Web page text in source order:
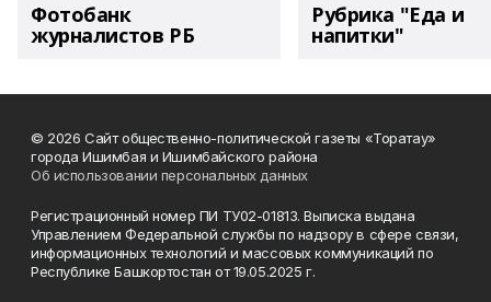
Фотобанк
журналистов РБ
Рубрика "Еда и
напитки"
© 2026 Сайт общественно-политической газеты «Торатау»
города Ишимбая и Ишимбайского района
Об использовании персональных данных
Регистрационный номер ПИ ТУ02-01813. Выписка выдана
Управлением Федеральной службы по надзору в сфере связи,
информационных технологий и массовых коммуникаций по
Республике Башкортостан от 19.05.2025 г.